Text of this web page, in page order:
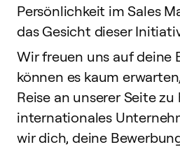
Persönlichkeit im Sales
das Gesicht dieser
Wir freuen uns auf deine
können es kaum
Reise an unserer Seite
internationales
wir dich, deine